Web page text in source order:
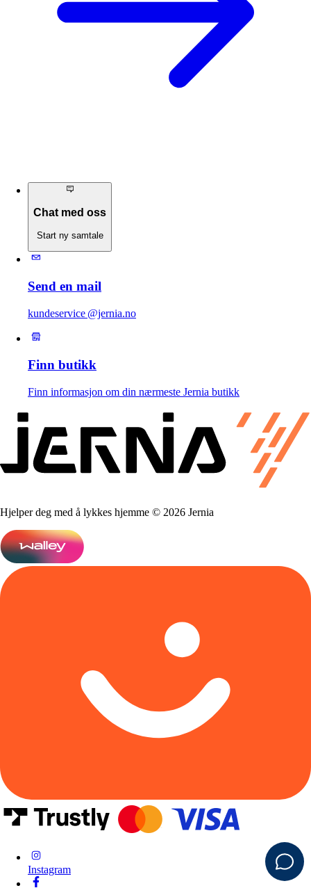
Chat med oss
Start ny samtale
Send en mail
kundeservice @jernia.no
Finn butikk
Finn informasjon om din nærmeste Jernia butikk
Hjelper deg med å lykkes hjemme © 2026 Jernia
Instagram